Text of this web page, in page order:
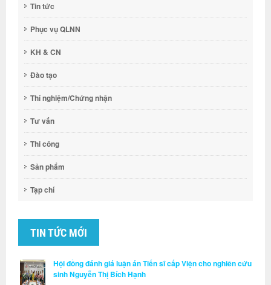
Tin tức
Phục vụ QLNN
KH & CN
Đào tạo
Thí nghiệm/Chứng nhận
Tư vấn
Thi công
Sản phẩm
Tạp chí
TIN TỨC MỚI
Hội đồng đánh giá luận án Tiến sĩ cấp Viện cho nghiên cứu
sinh Nguyễn Thị Bích Hạnh